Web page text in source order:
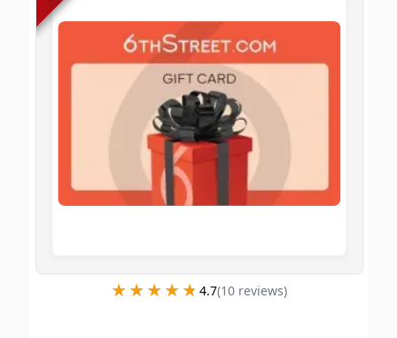
★★★★★
★★★★★ 4.7(10reviews)